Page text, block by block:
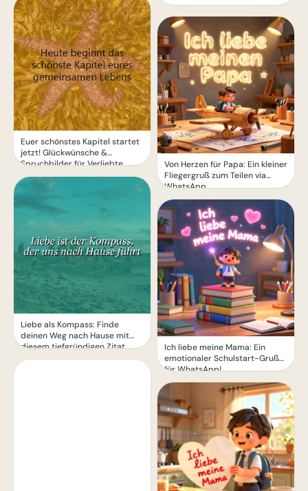
Euer schönstes Kapitel startet
jetzt! Glückwünsche &
Spruchbilder für Verliebte
Liebe als Kompass: Finde
deinen Weg nach Hause mit
diesem tiefgründigen Zitat
Von Herzen für Papa: Ein kleiner
Fliegergruß zum Teilen via
WhatsApp
Ich liebe meine Mama: Ein
emotionaler Schulstart-Gruß
für WhatsApp!